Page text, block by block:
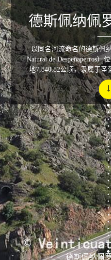
德斯佩纳佩
德斯佩纳佩
以同名河流命名的德斯佩
Natural de Despeñaperros）
地7,840.82公顷，隶属于圣